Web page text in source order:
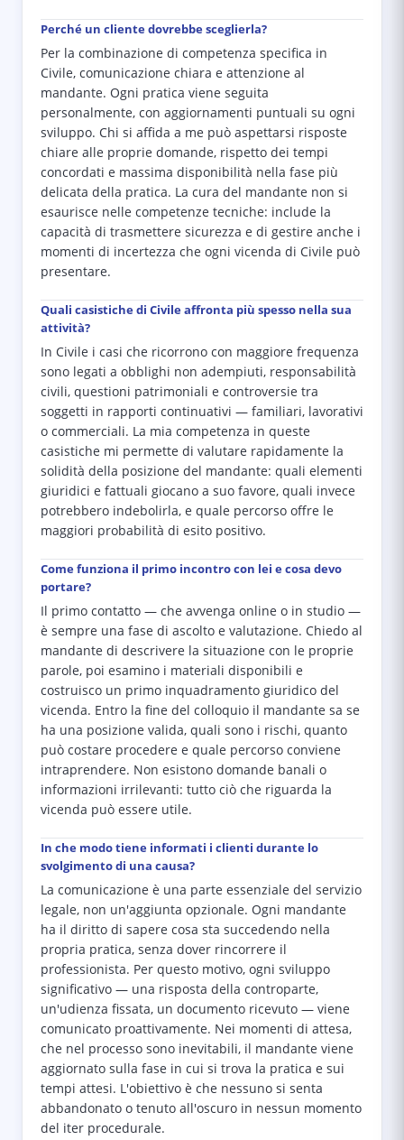
Perché un cliente dovrebbe sceglierla?
Per la combinazione di competenza specifica in
Civile, comunicazione chiara e attenzione al
mandante. Ogni pratica viene seguita
personalmente, con aggiornamenti puntuali su ogni
sviluppo. Chi si affida a me può aspettarsi risposte
chiare alle proprie domande, rispetto dei tempi
concordati e massima disponibilità nella fase più
delicata della pratica. La cura del mandante non si
esaurisce nelle competenze tecniche: include la
capacità di trasmettere sicurezza e di gestire anche i
momenti di incertezza che ogni vicenda di Civile può
presentare.
Quali casistiche di Civile affronta più spesso nella sua
attività?
In Civile i casi che ricorrono con maggiore frequenza
sono legati a obblighi non adempiuti, responsabilità
civili, questioni patrimoniali e controversie tra
soggetti in rapporti continuativi — familiari, lavorativi
o commerciali. La mia competenza in queste
casistiche mi permette di valutare rapidamente la
solidità della posizione del mandante: quali elementi
giuridici e fattuali giocano a suo favore, quali invece
potrebbero indebolirla, e quale percorso offre le
maggiori probabilità di esito positivo.
Come funziona il primo incontro con lei e cosa devo
portare?
Il primo contatto — che avvenga online o in studio —
è sempre una fase di ascolto e valutazione. Chiedo al
mandante di descrivere la situazione con le proprie
parole, poi esamino i materiali disponibili e
costruisco un primo inquadramento giuridico del
vicenda. Entro la fine del colloquio il mandante sa se
ha una posizione valida, quali sono i rischi, quanto
può costare procedere e quale percorso conviene
intraprendere. Non esistono domande banali o
informazioni irrilevanti: tutto ciò che riguarda la
vicenda può essere utile.
In che modo tiene informati i clienti durante lo
svolgimento di una causa?
La comunicazione è una parte essenziale del servizio
legale, non un'aggiunta opzionale. Ogni mandante
ha il diritto di sapere cosa sta succedendo nella
propria pratica, senza dover rincorrere il
professionista. Per questo motivo, ogni sviluppo
significativo — una risposta della controparte,
un'udienza fissata, un documento ricevuto — viene
comunicato proattivamente. Nei momenti di attesa,
che nel processo sono inevitabili, il mandante viene
aggiornato sulla fase in cui si trova la pratica e sui
tempi attesi. L'obiettivo è che nessuno si senta
abbandonato o tenuto all'oscuro in nessun momento
del iter procedurale.